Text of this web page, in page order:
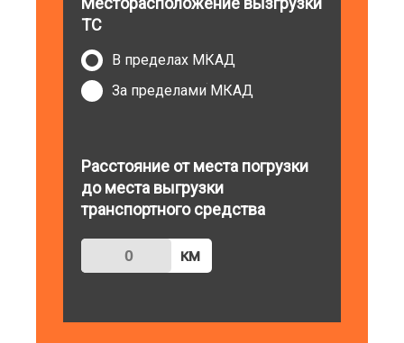
ТС
В пределах МКАД
За пределами МКАД
Расстояние от места погрузки
до места выгрузки
транспортного средства
км